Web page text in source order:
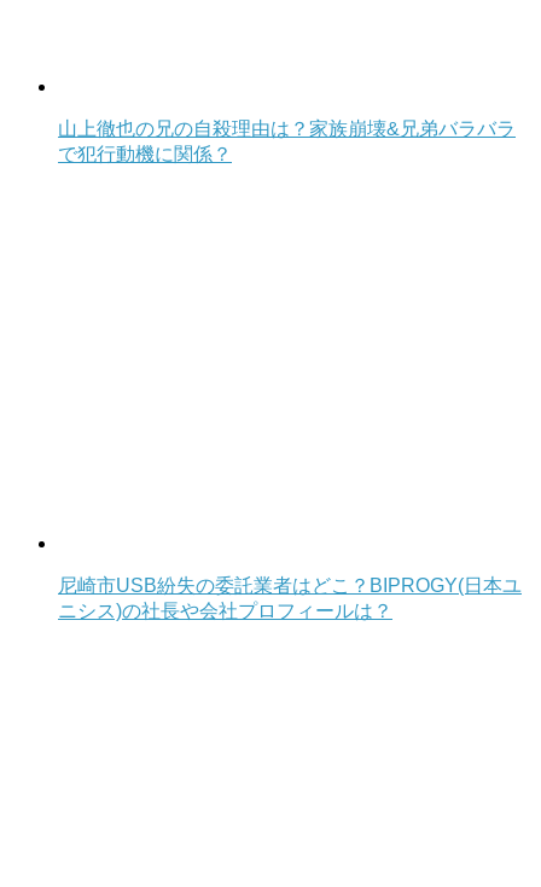
山上徹也の兄の自殺理由は？家族崩壊&兄弟バラバラ
で犯行動機に関係？
尼崎市USB紛失の委託業者はどこ？BIPROGY(日本ユ
ニシス)の社長や会社プロフィールは？